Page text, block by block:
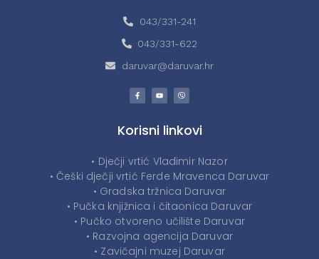
043/331-241
043/331-622
daruvar@daruvar.hr
Korisni linkovi
• Dječji vrtić Vladimir Nazor
• Češki dječji vrtić Ferde Mravenca Daruvar
• Gradska tržnica Daruvar
• Pučka knjižnica i čitaonica Daruvar
• Pučko otvoreno učilište Daruvar
• Razvojna agencija Daruvar
• Zavičajni muzej Daruvar